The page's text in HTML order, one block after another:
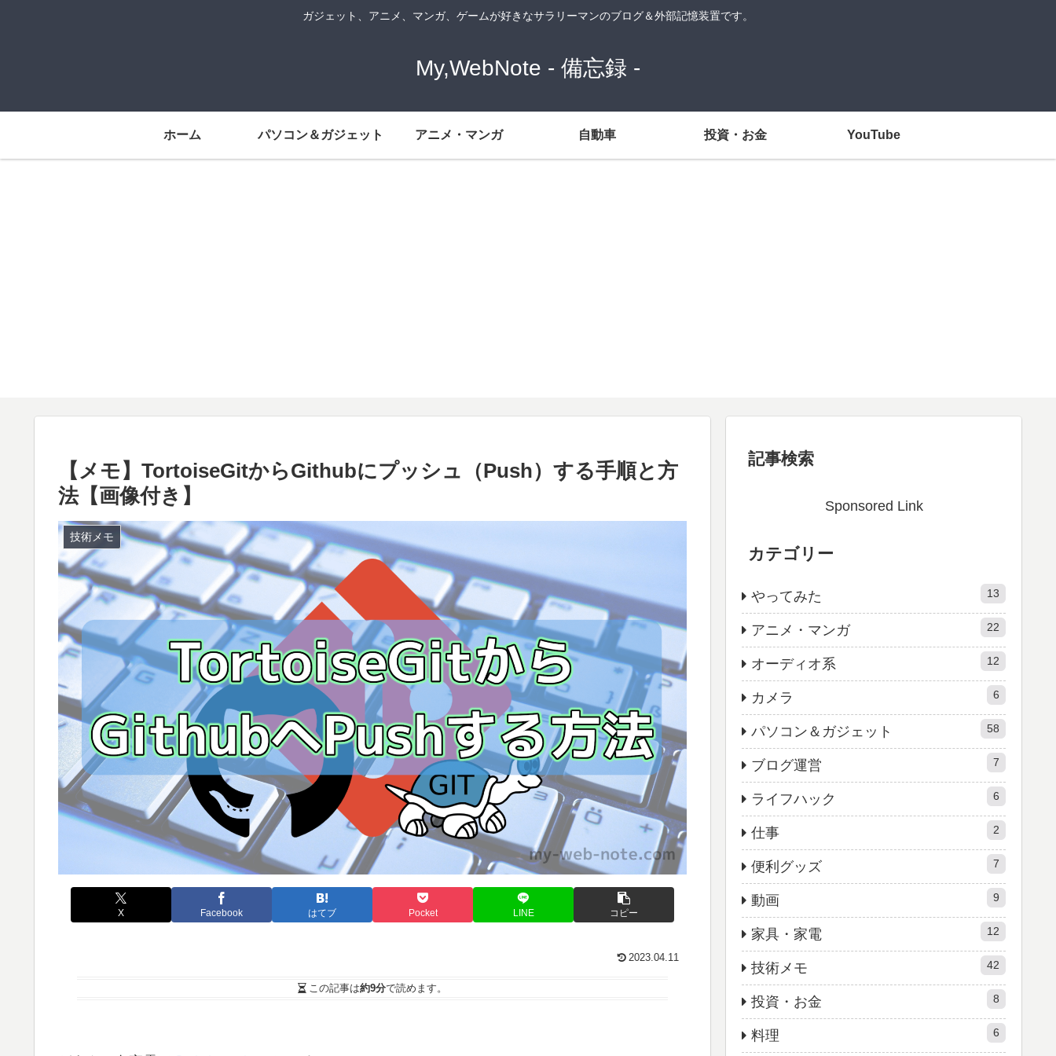
ガジェット、アニメ、マンガ、ゲームが好きなサラリーマンのブログ＆外部記憶装置です。
My,WebNote - 備忘録 -
ホーム パソコン＆ガジェット アニメ・マンガ 自動車 投資・お金 YouTube
【メモ】TortoiseGitからGithubにプッシュ（Push）する手順と方
法【画像付き】
技術メモ
X Facebook はてブ Pocket LINE コピー
2023.04.11
この記事は約9分で読めます。
記事検索
Sponsored Link
カテゴリー
やってみた 13
アニメ・マンガ 22
オーディオ系 12
カメラ 6
パソコン＆ガジェット 58
ブログ運営 7
ライフハック 6
仕事 2
便利グッズ 7
動画 9
家具・家電 12
技術メモ 42
投資・お金 8
料理 6